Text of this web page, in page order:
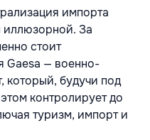
импорта
иллюзорной. За
стоит
Gaesa — военно-
который, будучи под
контролирует до
туризм, импорт и